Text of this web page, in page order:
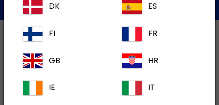
Témoins
DK ES
FI FR
GB HR
IE IT